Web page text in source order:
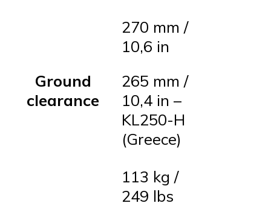
Ground
clearance
270 mm /
10,6 in
265 mm /
10,4 in –
KL250-H
(Greece)
113 kg /
249 lbs